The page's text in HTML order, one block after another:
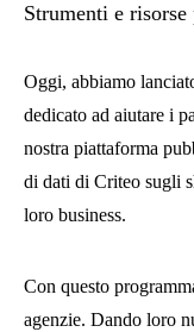
Strumenti e risorse
Oggi, abbiamo
dedicato ad aiutare i
nostra piattaforma
di dati di Criteo sugli
loro business.
Con questo
agenzie. Dando loro